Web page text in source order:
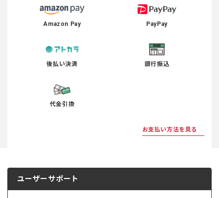
Amazon Pay PayPay
後払い決済 銀行振込
代金引換
お支払い方法を見る
ユーザーサポート